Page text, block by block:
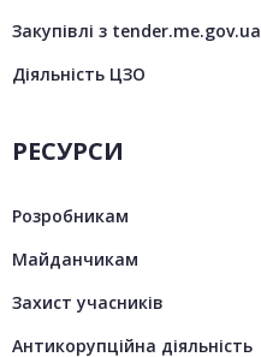
Закупівлі з tender.me.gov.ua
Діяльність ЦЗО
РЕСУРСИ
Розробникам
Майданчикам
Захист учасників
Антикорупційна діяльність